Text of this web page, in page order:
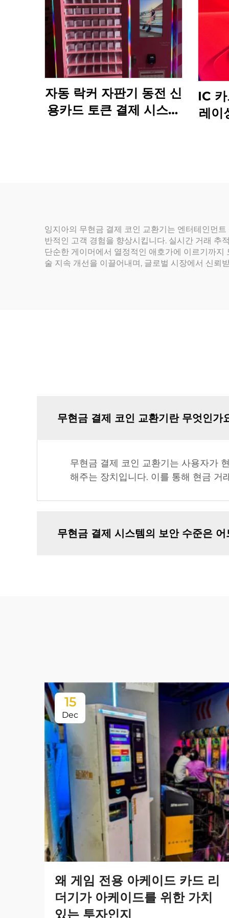
자동 락커 자판기 동전 신
용카드 토큰 결제 시스템
IC
레이
잉지아의 무현금 결제 코인 교환기는 엔터테인먼
반적인 고객 경험을 향상시킵니다. 실시간 거래 추
단순한 게이머에서 열정적인 애호가에 이르기까
술 지속 개선을 이끌어내며, 글로벌 시장에서 신뢰
무현금 결제 코인 교환기란 무엇인가
무현금 결제 코인 교환기는 사용자가
해주는 장치입니다. 이를 통해 현금 거
무현금 결제 시스템의 보안 수준은
15
Dec
왜 게임 전용 아케이드 카드 리
더기가 아케이드를 위한 가치
있는 투자인지